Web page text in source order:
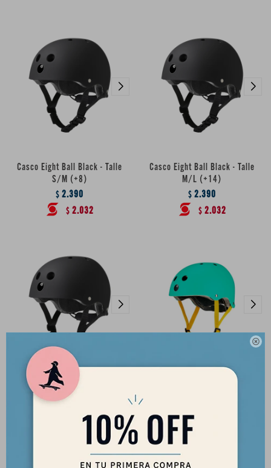

Casco Eight Ball Black - Talle
S/M (+8)
$ 2.390
$ 2.032
Casco Eight Ball Black - Talle
M/L (+14)
$ 2.390
$ 2.032
Casco Eight Ball Black - Talle
L/XL
$ 2.390